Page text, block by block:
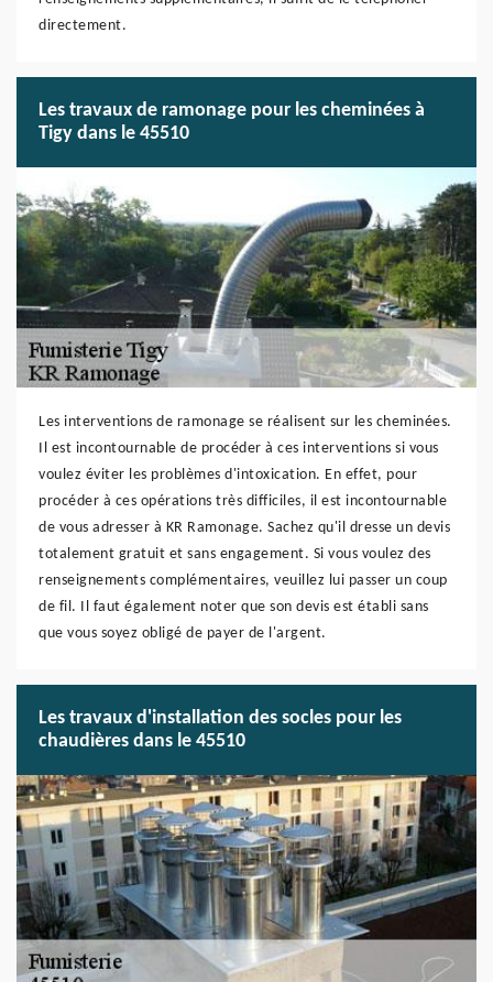
directement.
Les travaux de ramonage pour les cheminées à
Tigy dans le 45510
Les interventions de ramonage se réalisent sur les cheminées.
Il est incontournable de procéder à ces interventions si vous
voulez éviter les problèmes d'intoxication. En effet, pour
procéder à ces opérations très difficiles, il est incontournable
de vous adresser à KR Ramonage. Sachez qu'il dresse un devis
totalement gratuit et sans engagement. Si vous voulez des
renseignements complémentaires, veuillez lui passer un coup
de fil. Il faut également noter que son devis est établi sans
que vous soyez obligé de payer de l'argent.
Les travaux d'installation des socles pour les
chaudières dans le 45510